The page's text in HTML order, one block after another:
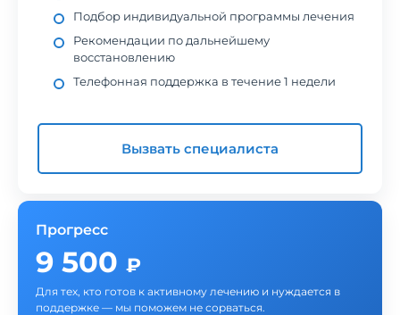
Подбор индивидуальной программы лечения
Рекомендации по дальнейшему
восстановлению
Телефонная поддержка в течение 1 недели
Вызвать специалиста
Прогресс
9 500 ₽
Для тех, кто готов к активному лечению и нуждается в
поддержке — мы поможем не сорваться.